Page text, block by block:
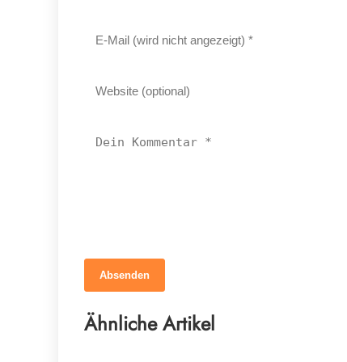
Absenden
Ähnliche Artikel
Braucht dein Pferd wirklich mehr